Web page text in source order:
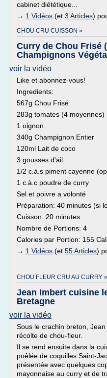
cabinet diététique...
→ 1 Vidéos (et 3 Articles)
CHOU CRU CUISSON »
Curry de Chou Frisé
Champignons
voir la vidéo
Like et abonnez-vous!
Ingredients:
567g Chou Frisé
283g tomates (4 moyennes)
1 oignon
340g Champignon Entier
120ml Lait de coco
3 gousses d'ail
1/2 c.à.s piment cayenne
1 c.à.c poudre de curry
Sel et poivre a volonté
Préparation: 40 minutes (si
Cuisson: 20 minutes
Nombre de Portions: 4
Calories par Portion: 155
→ 1 Vidéos (et 55 Articles)
CHOU FLEUR CRU AU CURRY »
Jean Imbert cuisine
Bretagne
voir la vidéo
Sous le crachin breton,
récolte de chou-fleur.
Il se rend ensuite dans la
poêlée de coquilles Saint-
présentée avec quelques
mayonnaise au curry et de